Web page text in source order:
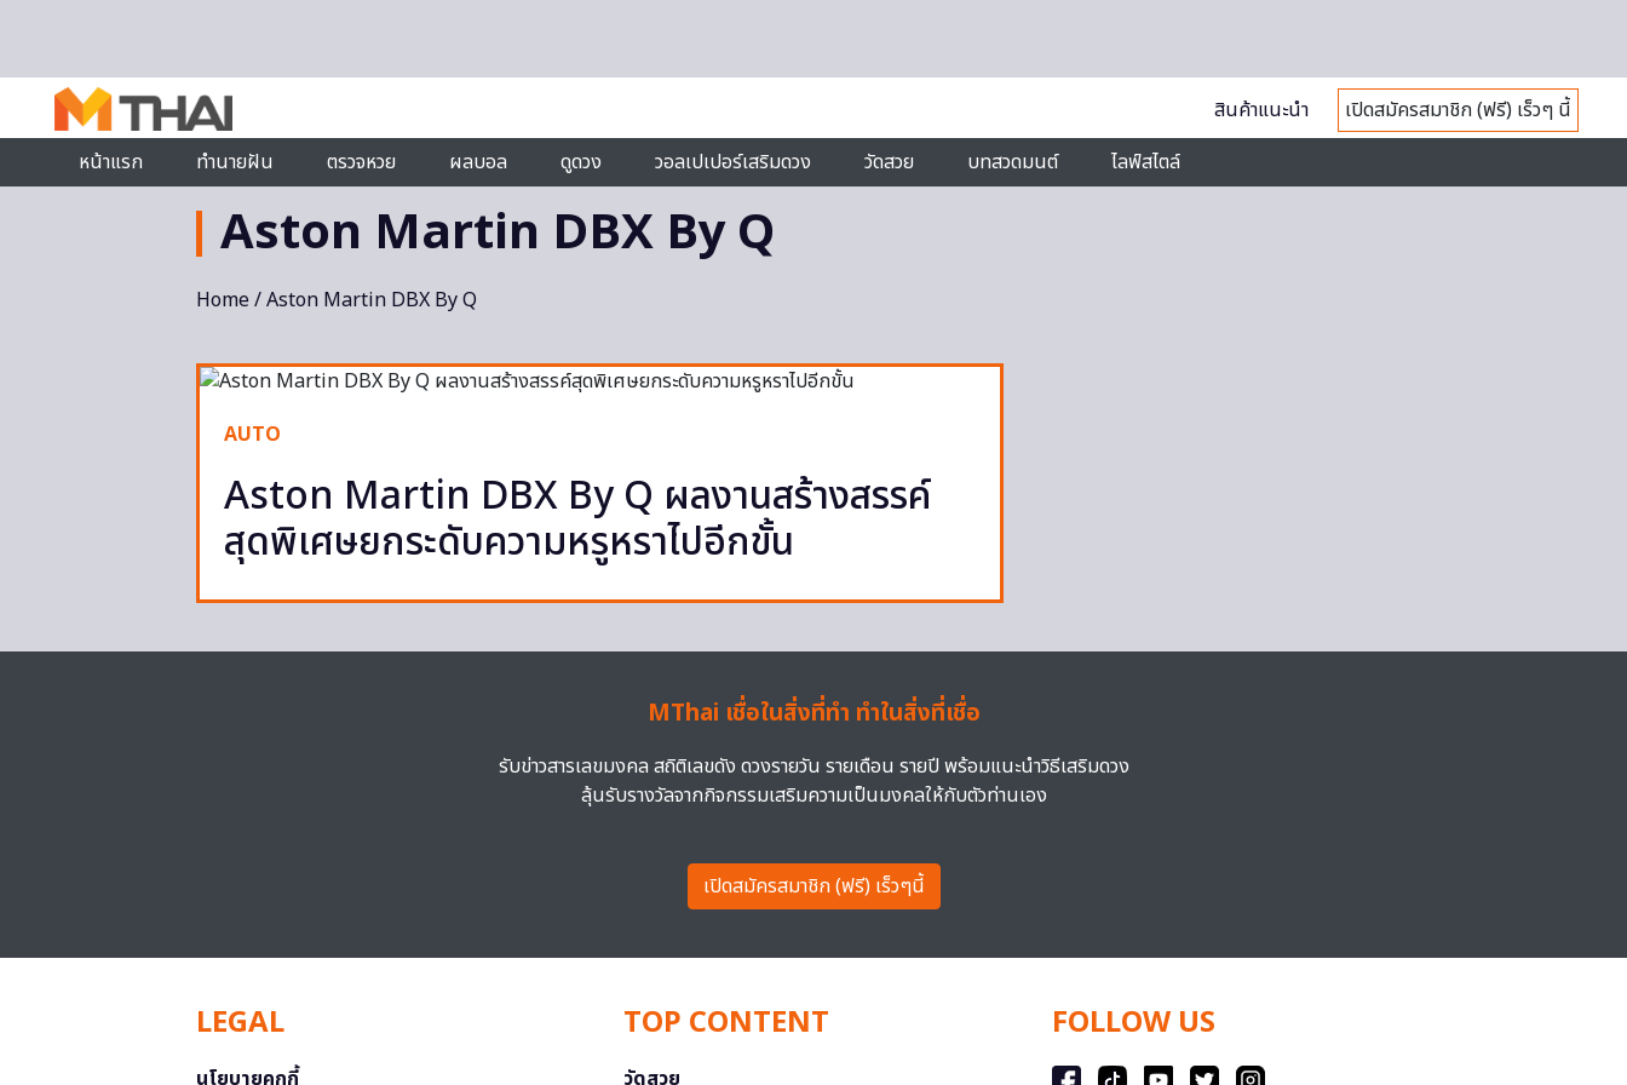
สินค้าแนะนำ
เปิดสมัครสมาชิก (ฟรี) เร็วๆ นี้
หน้าแรก
ทำนายฝัน ตรวจหวย ผลบอล ดูดวง วอลเปเปอร์เสริมดวง วัดสวย บทสวดมนต์ ไลฟ์สไตล์
Aston Martin DBX By Q
Home/ Aston Martin DBX By Q
AUTO
Aston Martin DBX By Q ผลงานสร้างสรรค์
สุดพิเศษยกระดับความหรูหราไปอีกขั้น
MThai เชื่อในสิ่งที่ทำ ทำในสิ่งที่เชื่อ
รับข่าวสารเลขมงคล สถิติเลขดัง ดวงรายวัน รายเดือน รายปี พร้อมแนะนำวิธีเสริมดวง
ลุ้นรับรางวัลจากกิจกรรมเสริมความเป็นมงคลให้กับตัวท่านเอง
เปิดสมัครสมาชิก (ฟรี) เร็วๆนี้
LEGAL
นโยบายคุกกี้
TOP CONTENT
วัดสวย
FOLLOW US